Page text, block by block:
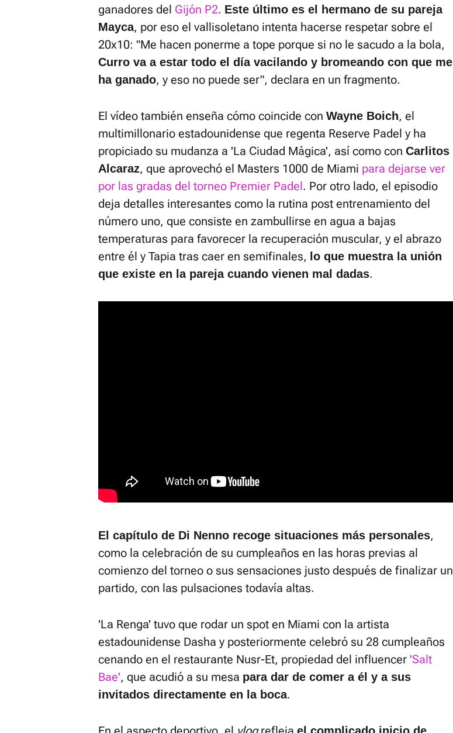
ganadores del Gijón P2. Este último es el hermano de su pareja
Mayca, por eso el vallisoletano intenta hacerse respetar sobre el
20x10: "Me hacen ponerme a tope porque si no le sacudo a la bola,
Curro va a estar todo el día vacilando y bromeando con que me
ha ganado, y eso no puede ser", declara en un fragmento.
El vídeo también enseña cómo coincide con Wayne Boich, el
multimillonario estadounidense que regenta Reserve Padel y ha
propiciado su mudanza a 'La Ciudad Mágica', así como con Carlitos
Alcaraz, que aprovechó el Masters 1000 de Miami para dejarse ver
por las gradas del torneo Premier Padel. Por otro lado, el episodio
deja detalles interesantes como la rutina post entrenamiento del
número uno, que consiste en zambullirse en agua a bajas
temperaturas para favorecer la recuperación muscular, y el abrazo
entre él y Tapia tras caer en semifinales, lo que muestra la unión
que existe en la pareja cuando vienen mal dadas.
El capítulo de Di Nenno recoge situaciones más personales,
como la celebración de su cumpleaños en las horas previas al
comienzo del torneo o sus sensaciones justo después de finalizar un
partido, con las pulsaciones todavía altas.
'La Renga' tuvo que rodar un spot en Miami con la artista
estadounidense Dasha y posteriormente celebró su 28 cumpleaños
cenando en el restaurante Nusr-Et, propiedad del influencer 'Salt
Bae', que acudió a su mesa para dar de comer a él y a sus
invitados directamente en la boca.
el complicado inicio de